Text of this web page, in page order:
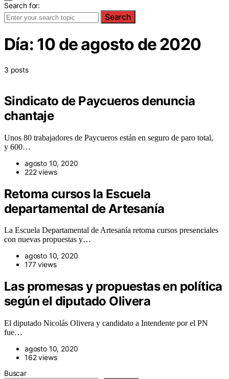
Search for:
Search
Día: 10 de agosto de 2020
3 posts
Sindicato de Paycueros denuncia
chantaje
Unos 80 trabajadores de Paycueros están en seguro de paro total,
y 600…
agosto 10, 2020
222 views
Retoma cursos la Escuela
departamental de Artesanía
La Escuela Departamental de Artesanía retoma cursos presenciales
con nuevas propuestas y…
agosto 10, 2020
177 views
Las promesas y propuestas en política
según el diputado Olivera
El diputado Nicolás Olivera y candidato a Intendente por el PN
fue…
agosto 10, 2020
162 views
Buscar